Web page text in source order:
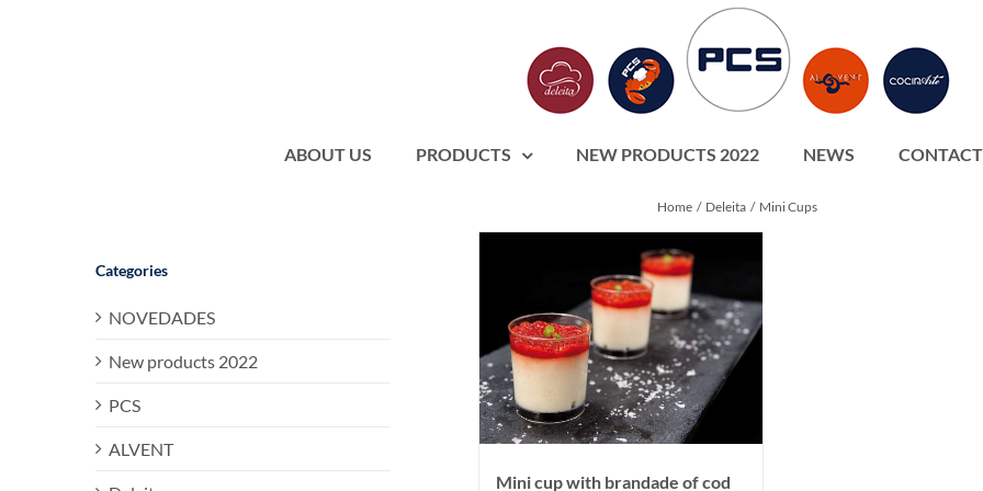
ABOUT US PRODUCTS NEW PRODUCTS 2022 NEWS CONTACT
Home Deleita Mini Cups
Mini cup with brandade of cod
Categories
NOVEDADES
New products 2022
PCS
ALVENT